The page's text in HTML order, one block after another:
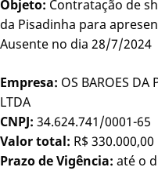
Objeto: Contratação de
da Pisadinha para
Ausente no dia 28/7/2024
Empresa: OS BAROES DA
LTDA
CNPJ: 34.624.741/0001-65
Valor total: R$
Prazo de Vigência: até o